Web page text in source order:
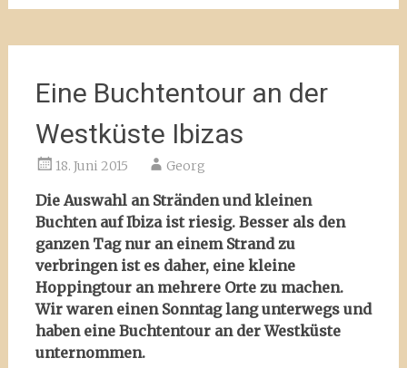
Eine Buchtentour an der
Westküste Ibizas
18. Juni 2015 Georg
Die Auswahl an Stränden und kleinen
Buchten auf Ibiza ist riesig. Besser als den
ganzen Tag nur an einem Strand zu
verbringen ist es daher, eine kleine
Hoppingtour an mehrere Orte zu machen.
Wir waren einen Sonntag lang unterwegs und
haben eine Buchtentour an der Westküste
unternommen.